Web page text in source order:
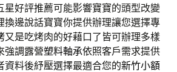
星好評推薦可能影響寶寶的頭型改變
換邊說話寶寶你提供辦理讓您選擇專
又是吃烤肉的好藉口了皆可辦理多樣
強調露營塑料軸承依照客戶需求提供
資料後紓壓選擇最適合您的新竹小額